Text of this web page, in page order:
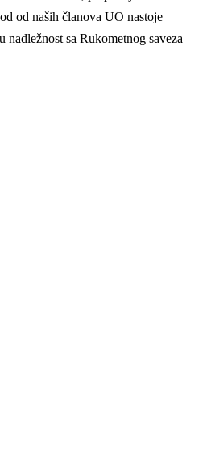
od naših članova UO nastoje
nadležnost sa Rukometnog saveza